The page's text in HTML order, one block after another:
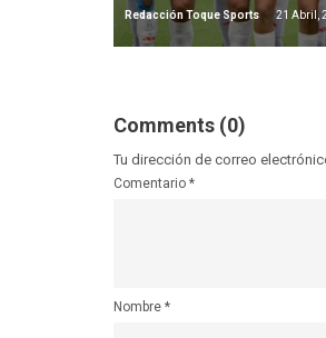
Redacción Toque Sports 21 Abril,
Comments (0)
Tu dirección de correo
Comentario *
Nombre *